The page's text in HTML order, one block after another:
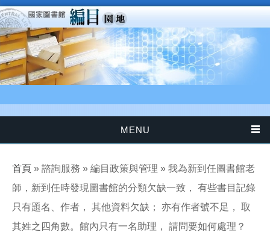
移至主內容
MENU
您在這裡
首頁 » 諮詢服務 » 編目政策與管理 » 我為新到任圖書館老
師，新到任時發現圖書館的分類欠缺一致， 有些書目記錄
只有題名、作者， 其他資料欠缺； 亦有作者號不足， 取
其姓之四角數。館內只有一名助理， 請問要如何處理？